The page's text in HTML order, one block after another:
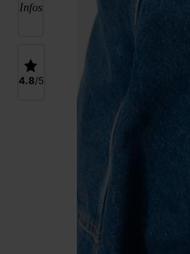
Infos
4.8